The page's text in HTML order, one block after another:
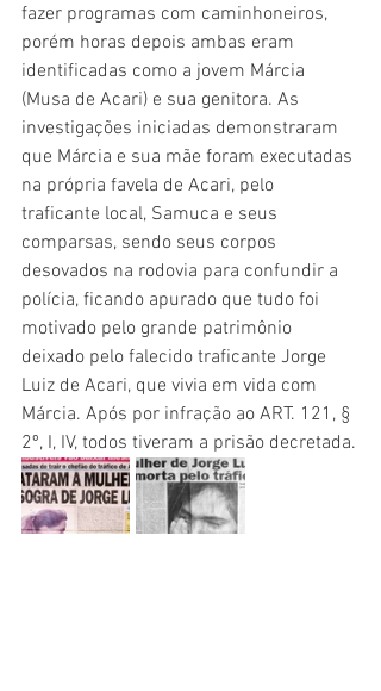
fazer programas com caminhoneiros,
porém horas depois ambas eram
identificadas como a jovem Márcia
(Musa de Acari) e sua genitora. As
investigações iniciadas demonstraram
que Márcia e sua mãe foram executadas
na própria favela de Acari, pelo
traficante local, Samuca e seus
comparsas, sendo seus corpos
desovados na rodovia para confundir a
polícia, ficando apurado que tudo foi
motivado pelo grande patrimônio
deixado pelo falecido traficante Jorge
Luiz de Acari, que vivia em vida com
Márcia. Após por infração ao ART. 121, §
2º, I, IV, todos tiveram a prisão decretada.